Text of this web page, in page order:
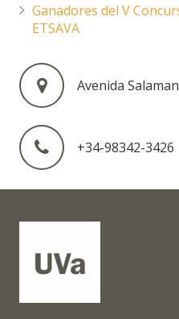
Ganadores del V
ETSAVA
Avenida
+34-98342-3426